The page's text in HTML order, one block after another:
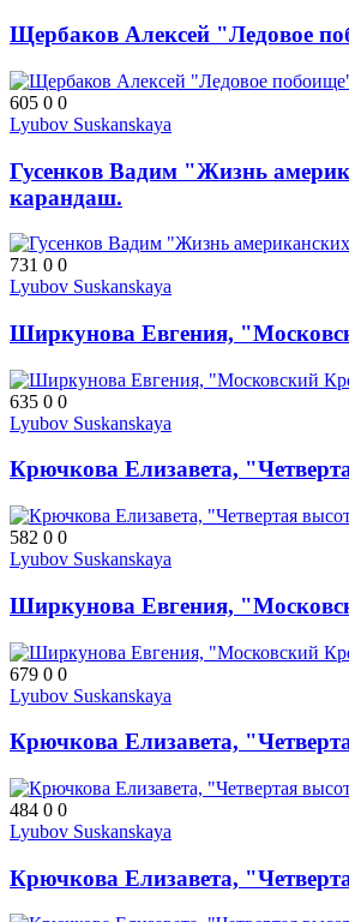
Щербаков Алексей "Ледовое
605 0 0
Lyubov Suskanskaya
Гусенков Вадим "Жизнь
карандаш.
731 0 0
Lyubov Suskanskaya
Ширкунова Евгения,
635 0 0
Lyubov Suskanskaya
Крючкова Елизавета,
582 0 0
Lyubov Suskanskaya
Ширкунова Евгения,
679 0 0
Lyubov Suskanskaya
Крючкова Елизавета,
484 0 0
Lyubov Suskanskaya
Крючкова Елизавета,